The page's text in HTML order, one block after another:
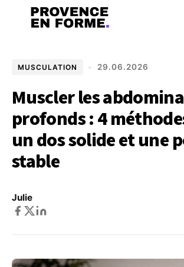
MUSCULATION • 29.06.2026
Muscler les
profonds : 4
un dos solide et une
stable
Julie